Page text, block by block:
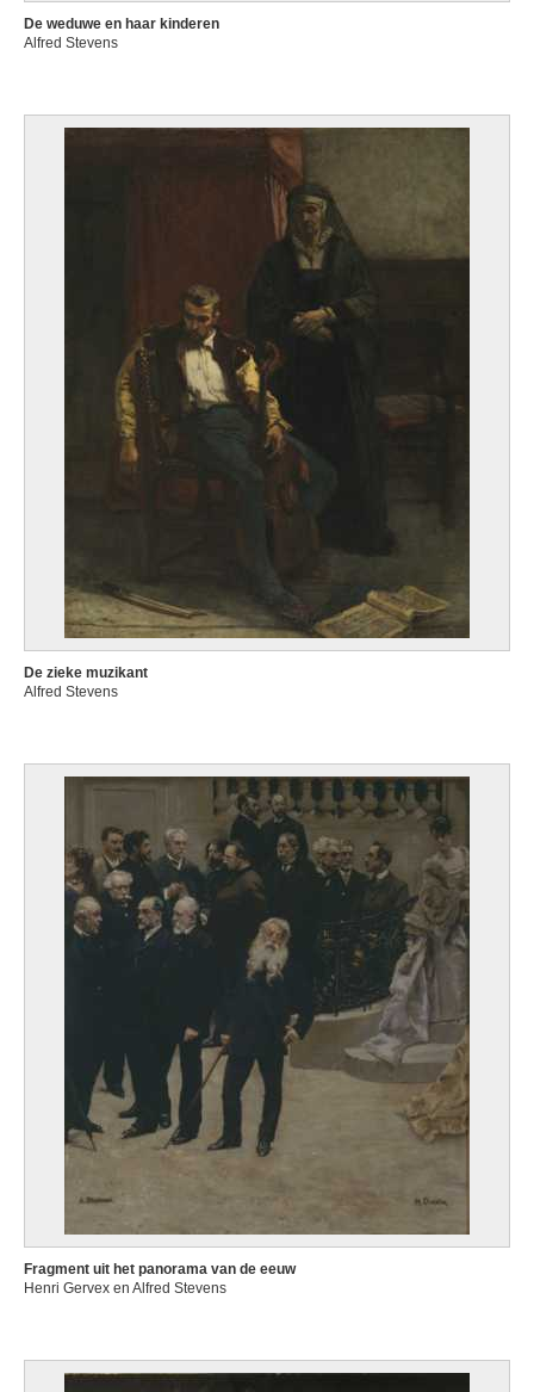
De weduwe en haar kinderen
Alfred Stevens
De zieke muzikant
Alfred Stevens
Fragment uit het panorama van de eeuw
Henri Gervex en Alfred Stevens